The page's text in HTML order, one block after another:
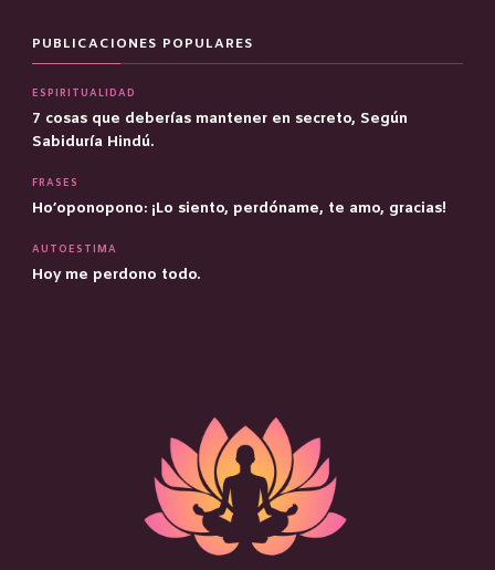
PUBLICACIONES POPULARES
ESPIRITUALIDAD
7 cosas que deberías mantener en secreto, Según
Sabiduría Hindú.
FRASES
Ho’oponopono: ¡Lo siento, perdóname, te amo, gracias!
AUTOESTIMA
Hoy me perdono todo.